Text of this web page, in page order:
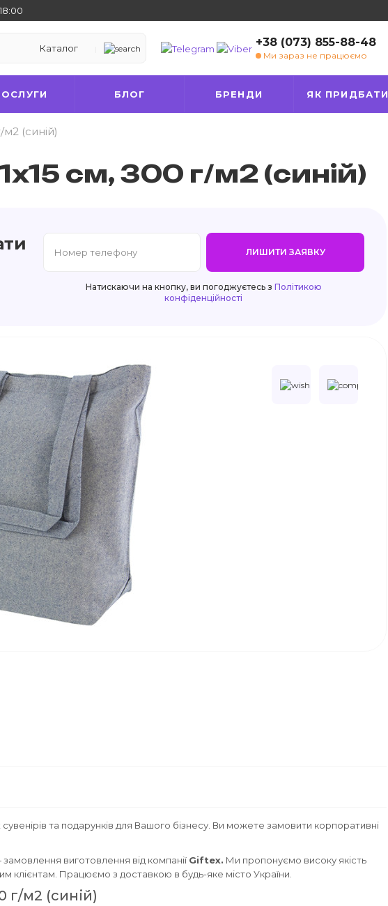
Каталог +38 (073) 855-88-48
Ми зараз не працюємо
БЛОГ БРЕНДИ ЯК ПРИДБАТИ
(синій)
см, 300 г/м2 (синій)
ЛИШИТИ ЗАЯВКУ
Натискаючи на кнопку, ви погоджуєтесь з Політикою
конфіденційності
та подарунків для Вашого бізнесу. Ви можете замовити корпоративні
виготовлення від компанії Giftex. Ми пропонуємо високу якість
клієнтам. Працюємо з доставкою в будь-яке місто України.
г/м2 (синій)